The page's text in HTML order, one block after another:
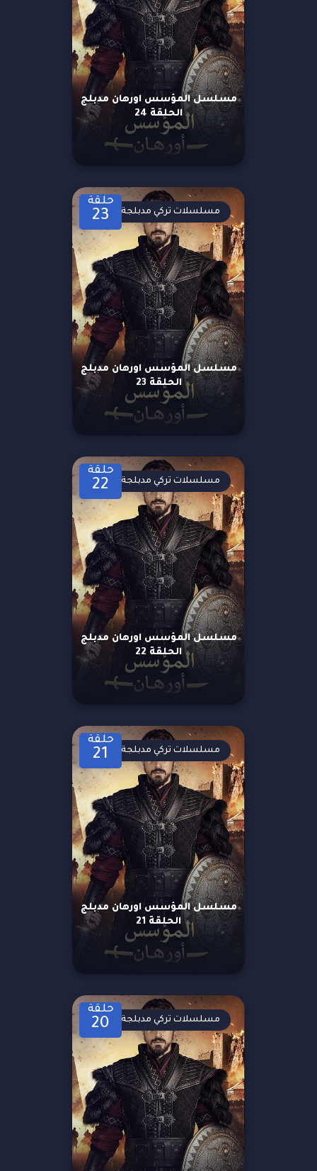
مسلسل المؤسس اورهان مدبلج
الحلقة 24
حلقة
23
مسلسل المؤسس اورهان مدبلج
الحلقة 23
مسلسلات تركي مدبلجة
حلقة
22
مسلسل المؤسس اورهان مدبلج
الحلقة 22
مسلسلات تركي مدبلجة
حلقة
21
مسلسل المؤسس اورهان مدبلج
الحلقة 21
مسلسلات تركي مدبلجة
حلقة
20 مسلسلات تركي مدبلجة